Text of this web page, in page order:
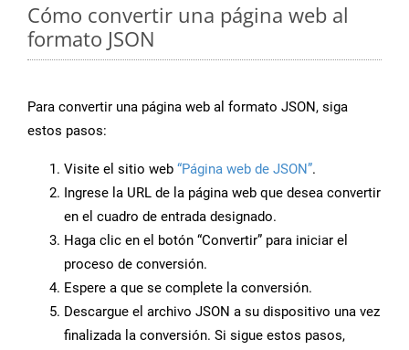
Cómo convertir una página web al
formato JSON
Para convertir una página web al formato JSON, siga
estos pasos:
Visite el sitio web “Página web de JSON”.
Ingrese la URL de la página web que desea convertir
en el cuadro de entrada designado.
Haga clic en el botón “Convertir” para iniciar el
proceso de conversión.
Espere a que se complete la conversión.
Descargue el archivo JSON a su dispositivo una vez
finalizada la conversión. Si sigue estos pasos,